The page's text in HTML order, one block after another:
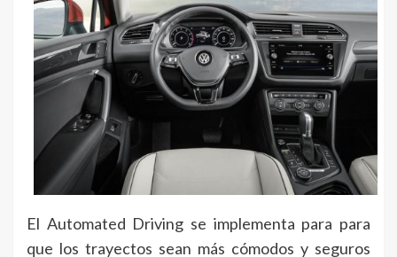
El Automated Driving se implementa para para
que los trayectos sean más cómodos y seguros